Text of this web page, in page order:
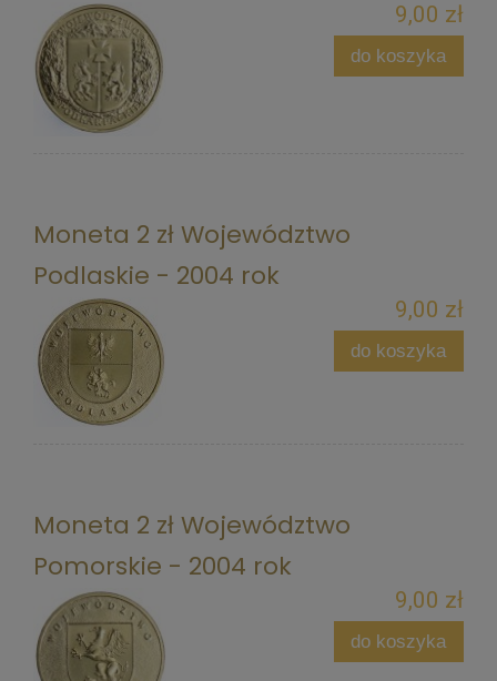
9,00 zł
do koszyka
Moneta 2 zł Województwo
Podlaskie - 2004 rok
9,00 zł
do koszyka
Moneta 2 zł Województwo
Pomorskie - 2004 rok
9,00 zł
do koszyka